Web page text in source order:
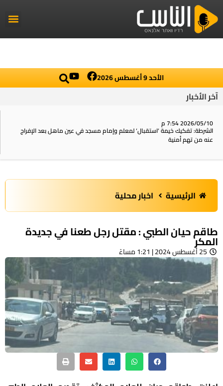
الأحد 9 أغسطس 2026
آخر الأخبار
2026/05/10 7:54 م
الشرطة: تفكيك خيمة ‘استقبال‘ لمعلم وإمام مسجد في عين ماهل بعد الإفراج
عنه من تهم أمنية
الرئيسية اخبار محلية
طاقم حيان الطبي : مقتل رجل طعنا في جديدة
المكر
25 أغسطس 2024 | 1:21 مساءً